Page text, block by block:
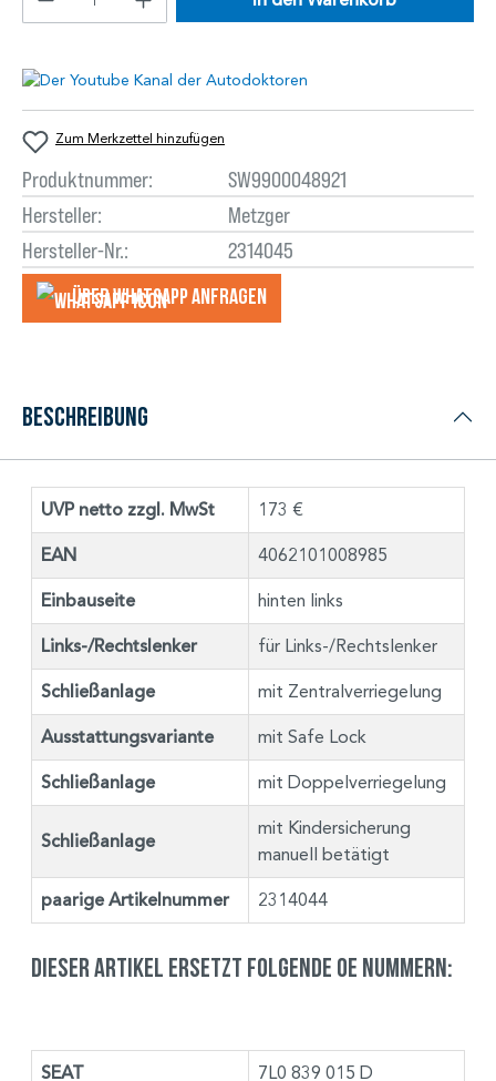
Zum Merkzettel hinzufügen
Produktnummer:
SW9900048921
Hersteller:
Metzger
Hersteller-Nr.:
2314045
Über WhatsApp anfragеn
Beschreibung
UVP netto zzgl. MwSt 173 €
EAN 4062101008985
Einbauseite hinten links
Links-/Rechtslenker für Links-/Rechtslenker
Schließanlage mit Zentralverriegelung
Ausstattungsvariante mit Safe Lock
Schließanlage mit Doppelverriegelung
Schließanlage
mit Kindersicherung
manuell betätigt
paarige Artikelnummer 2314044
Dieser Artikel ersetzt folgende OE Nummern:
SEAT 7L0 839 015 D